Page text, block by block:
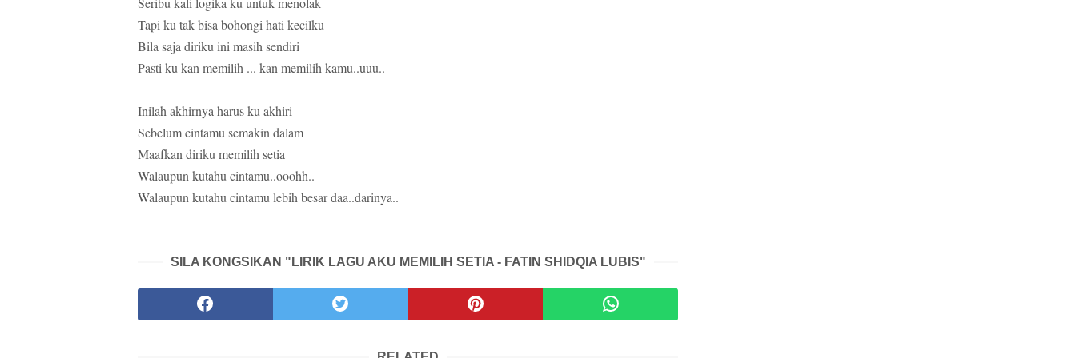
Tapi ku tak bisa bohongi hati kecilku
Bila saja diriku ini masih sendiri
Pasti ku kan memilih ... kan memilih kamu..uuu..
Inilah akhirnya harus ku akhiri
Sebelum cintamu semakin dalam
Maafkan diriku memilih setia
Walaupun kutahu cintamu..ooohh..
Walaupun kutahu cintamu lebih besar daa..darinya..
SILA KONGSIKAN "LIRIK LAGU AKU MEMILIH SETIA - FATIN SHIDQIA LUBIS"